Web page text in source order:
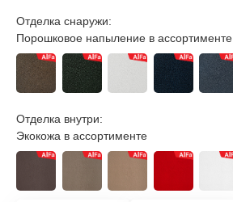
Отделка снаружи:
Порошковое напыление в ассортименте
Отделка внутри:
Экокожа в ассортименте